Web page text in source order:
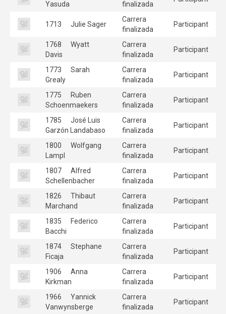
Yasuda
finalizada
1713 Julie Sager
Carrera
finalizada
Participant
1768
Wyatt
Davis
Carrera
finalizada
Participant
1773
Sarah
Grealy
Carrera
finalizada
Participant
1775
Ruben
Schoenmaekers
Carrera
finalizada
Participant
1785
José Luis
Garzón Landabaso
Carrera
finalizada
Participant
1800
Wolfgang
Lampl
Carrera
finalizada
Participant
1807
Alfred
Schellenbacher
Carrera
finalizada
Participant
1826
Thibaut
Marchand
Carrera
finalizada
Participant
1835
Federico
Bacchi
Carrera
finalizada
Participant
1874
Stephane
Ficaja
Carrera
finalizada
Participant
1906
Anna
Kirkman
Carrera
finalizada
Participant
1966
Yannick
Vanwynsberge
Carrera
finalizada
Participant